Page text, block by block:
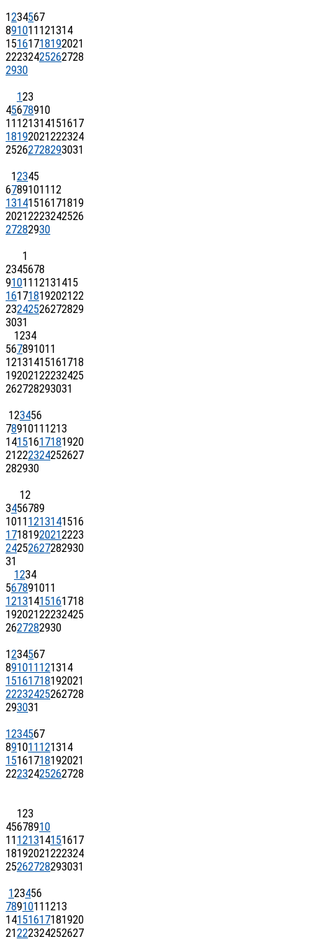
1234567
891011 121314
15161718192021
22232425262728
2930
123
45678910
11 121314151617
18192021222324
25262728293031
12345
67891011 12
13141516171819
20212223242526
27282930
1
2345678
91011 12131415
16171819202122
23242526272829
3031
1234
567891011
12131415161718
19202122232425
262728293031
123456
7891011 1213
14151617181920
21222324252627
282930
12
3456789
1011 1213141516
17181920212223
24252627282930
31
1234
567891011
12131415161718
19202122232425
2627282930
1234567
891011 121314
15161718192021
22232425262728
293031
1234567
891011 121314
15161718192021
22232425262728
123
45678910
11 121314151617
18192021222324
25262728293031
123456
7891011 1213
14151617181920
21222324252627